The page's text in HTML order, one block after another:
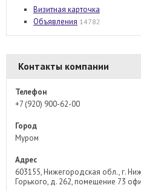
Визитная карточка
Объявления 14782
Контакты компании
Телефон
+7 (920) 900-62-00
Город
Муром
Адрес
603155, Нижегородская обл., г.
Горького, д. 262, помещение 73